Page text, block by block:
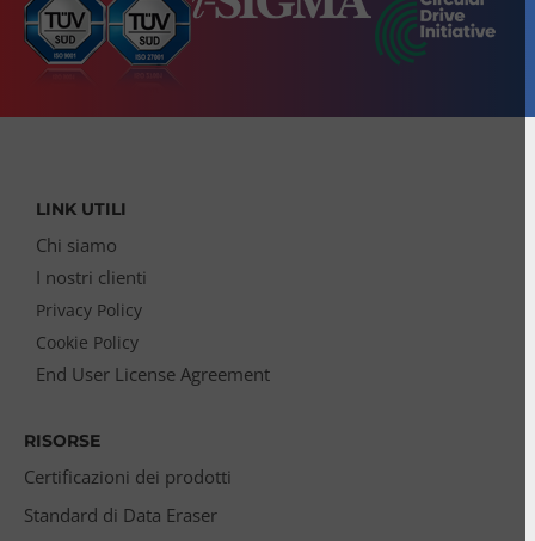
LINK UTILI
Chi siamo
I nostri clienti
Privacy Policy
Cookie Policy
End User License Agreement
RISORSE
Certificazioni dei prodotti
Standard di Data Eraser